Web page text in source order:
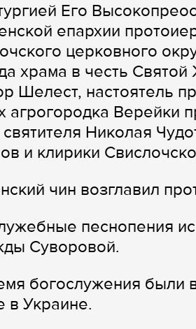
Его
епархии
церковного
храма в честь
Шелест, настоятель
агрогородка Верейки
Николая
и клирики
чин возглавил
песнопения
Суворовой.
богослужения были
в Украине.